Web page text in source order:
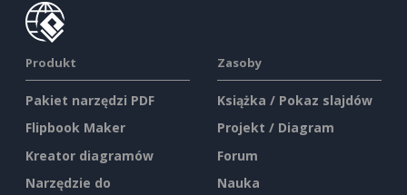
Produkt
Pakiet narzędzi PDF
Flipbook Maker
Kreator diagramów
Narzędzie do
Zasoby
Książka / Pokaz slajdów
Projekt / Diagram
Forum
Nauka